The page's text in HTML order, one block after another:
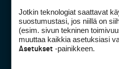
Digipalvelut
Avoinna
Avoinna
(digi)
Jotkin teknologiat saattavat
suostumustasi, jos niillä on
(esim. sivun tekninen
muuttaa kaikkia asetuksiasi
Asetukset -painikkeen.